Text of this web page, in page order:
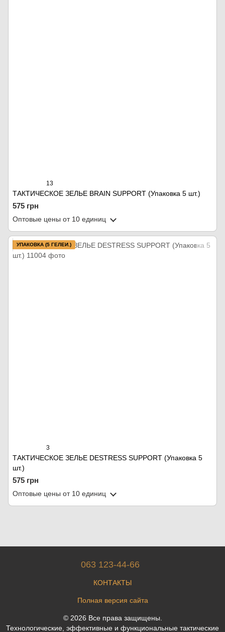
13
ТАКТИЧЕСКОЕ ЗЕЛЬЕ BRAIN SUPPORT (Упаковка 5 шт.)
575 грн
Оптовые цены от 10 единиц
УПАКОВКА (5 ГЕЛЕЙ.)
3
ТАКТИЧЕСКОЕ ЗЕЛЬЕ DESTRESS SUPPORT (Упаковка 5
шт.)
575 грн
Оптовые цены от 10 единиц
063 123-44-66
КОНТАКТЫ
Полная версия сайта
© 2026 Все права защищены.
Технологические, эффективные и функциональные тактические